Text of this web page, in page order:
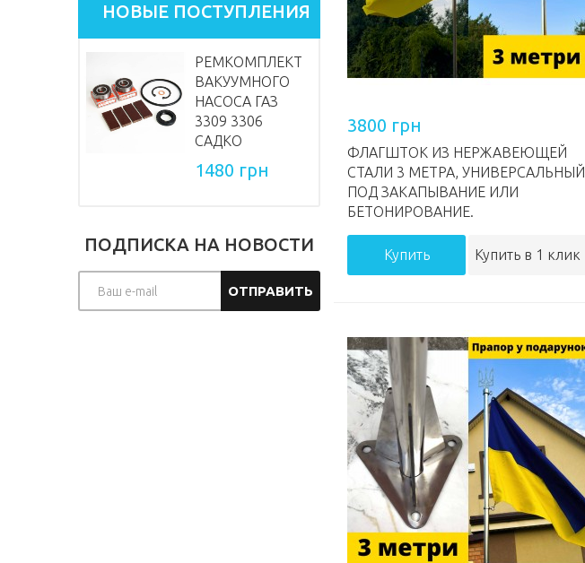
НОВЫЕ ПОСТУПЛЕНИЯ
РЕМКОМПЛЕКТ
ВАКУУМНОГО
НАСОСА ГАЗ
3309 3306
САДКО
1480 грн
ПОДПИСКА НА НОВОСТИ
ОТПРАВИТЬ
3800 грн
ФЛАГШТОК ИЗ НЕРЖАВЕЮЩЕЙ
СТАЛИ 3 МЕТРА, УНИВЕРСАЛЬНЫЙ
ПОД ЗАКАПЫВАНИЕ ИЛИ
БЕТОНИРОВАНИЕ.
Купить Купить в 1 клик